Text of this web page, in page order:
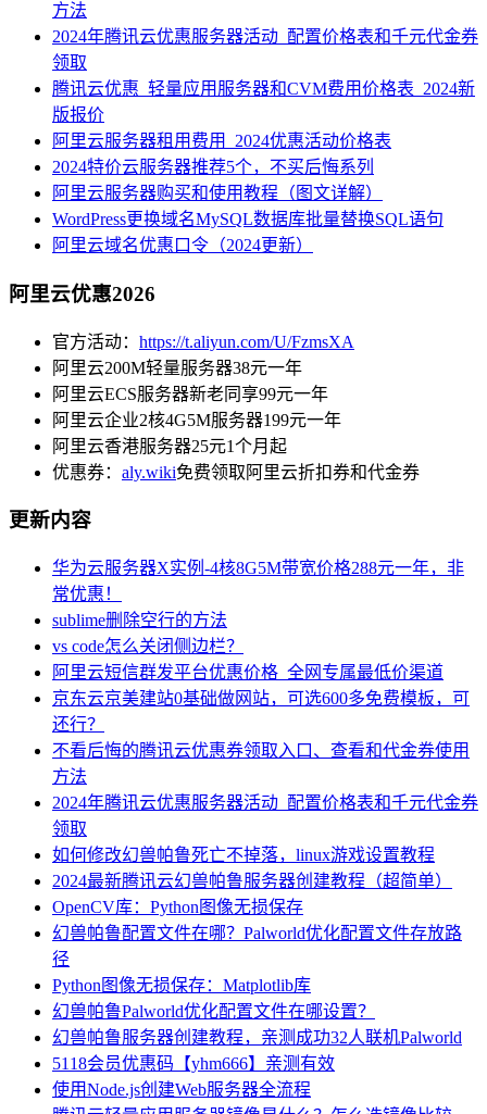
方法
2024年腾讯云优惠服务器活动_配置价格表和千元代金券
领取
腾讯云优惠_轻量应用服务器和CVM费用价格表_2024新
版报价
阿里云服务器租用费用_2024优惠活动价格表
2024特价云服务器推荐5个，不买后悔系列
阿里云服务器购买和使用教程（图文详解）
WordPress更换域名MySQL数据库批量替换SQL语句
阿里云域名优惠口令（2024更新）
阿里云优惠2026
官方活动： https://t.aliyun.com/U/FzmsXA
阿里云200M轻量服务器38元一年
阿里云ECS服务器新老同享99元一年
阿里云企业2核4G5M服务器199元一年
阿里云香港服务器25元1个月起
优惠券： aly.wiki免费领取阿里云折扣券和代金券
更新内容
华为云服务器X实例-4核8G5M带宽价格288元一年，非
常优惠！
sublime删除空行的方法
vs code怎么关闭侧边栏？
阿里云短信群发平台优惠价格_全网专属最低价渠道
京东云京美建站0基础做网站，可选600多免费模板，可
还行？
不看后悔的腾讯云优惠券领取入口、查看和代金券使用
方法
2024年腾讯云优惠服务器活动_配置价格表和千元代金券
领取
如何修改幻兽帕鲁死亡不掉落，linux游戏设置教程
2024最新腾讯云幻兽帕鲁服务器创建教程（超简单）
OpenCV库：Python图像无损保存
幻兽帕鲁配置文件在哪？Palworld优化配置文件存放路
径
Python图像无损保存：Matplotlib库
幻兽帕鲁Palworld优化配置文件在哪设置？
幻兽帕鲁服务器创建教程，亲测成功32人联机Palworld
5118会员优惠码【yhm666】亲测有效
使用Node.js创建Web服务器全流程